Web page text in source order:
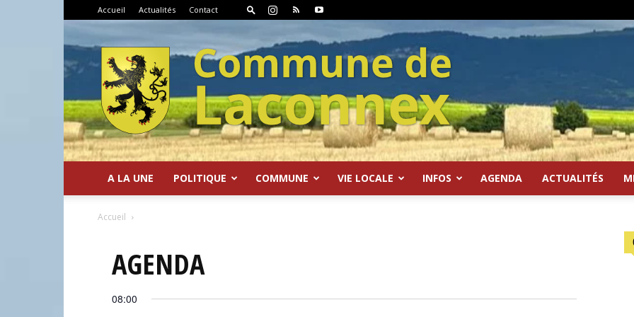
Accueil Actualités Contact
A LA UNE POLITIQUE COMMUNE VIE LOCALE INFOS AGENDA ACTUALITÉS
Accueil
AGENDA
08:00